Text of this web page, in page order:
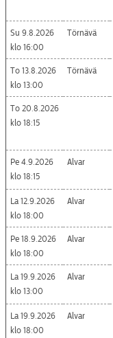
Su 9.8.2026
16:00
Törnävä
To 13.8.2026
13:00
Törnävä
To 20.8.2026
18:15
Pe 4.9.2026
18:15
Alvar
La 12.9.2026
18:00
Alvar
Pe 18.9.2026
18:00
Alvar
La 19.9.2026
13:00
Alvar
La 19.9.2026
18:00
Alvar